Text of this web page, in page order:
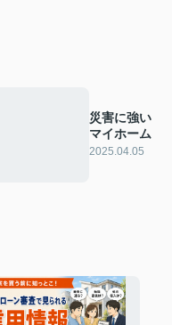
災害に強い
マイホーム
2025.04.05